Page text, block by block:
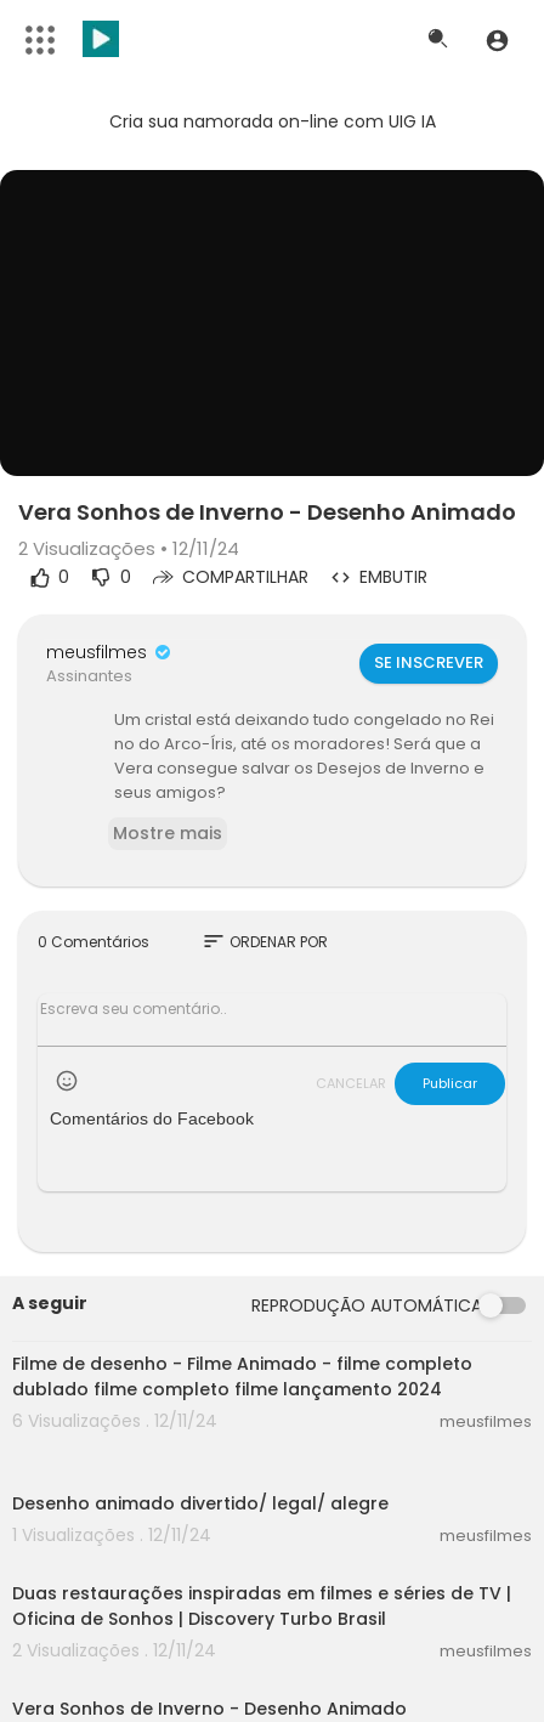
Cria sua namorada on-line com UIG IA
Vera Sonhos de Inverno - Desenho Animado
2Visualizações • 12/11/24
0 0 COMPARTILHAR EMBUTIR
meusfilmes
Assinantes
SE INSCREVER
Um cristal está deixando tudo congelado no Rei
no do Arco-Íris, até os moradores! Será que a
Vera consegue salvar os Desejos de Inverno e
seus amigos?
Mostre mais
0 Comentários sort ORDENAR POR
CANCELAR
Publicar
Comentários do Facebook
A seguir REPRODUÇÃO AUTOMÁTICA
30:52
Filme de desenho - Filme Animado - filme completo
dublado filme completo filme lançamento 2024
6 Visualizações . 12/11/24
meusfilmes
Desenho animado divertido/ legal/ alegre
1 Visualizações . 12/11/24
meusfilmes
Duas restaurações inspiradas em filmes e séries de TV |
Oficina de Sonhos | Discovery Turbo Brasil
2 Visualizações . 12/11/24
meusfilmes
Vera Sonhos de Inverno - Desenho Animado